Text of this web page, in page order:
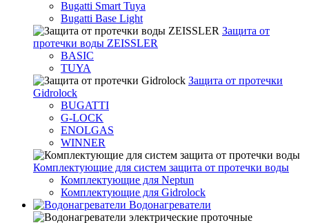
Bugatti Smart Tuya
Bugatti Base Light
Защита от
протечки воды ZEISSLER
BASIC
TUYA
Защита от протечки
Gidrolock
BUGATTI
G-LOCK
ENOLGAS
WINNER
Комплектующие для систем защита от протечки воды
Комплектующие для Neptun
Комплектующие для Gidrolock
Водонагреватели